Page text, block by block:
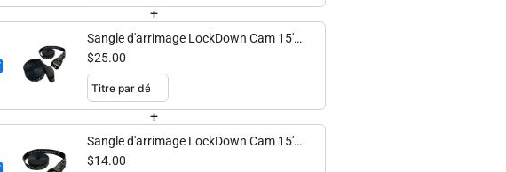
+
Sangle d'arrimage LockDown Cam 15'
(2 packs)
$25.00
+
Sangle d'arrimage LockDown Cam 15'
(simple)
$14.00